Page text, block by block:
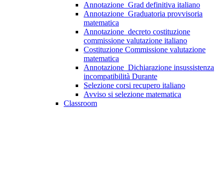
Annotazione_Grad definitiva italiano
Annotazione_Graduatoria provvisoria
matematica
Annotazione_decreto costituzione
commissione valutazione italiano
Costituzione Commissione valutazione
matematica
Annotazione_Dichiarazione insussistenza
incompatibilità Durante
Selezione corsi recupero italiano
Avviso si selezione matematica
Classroom